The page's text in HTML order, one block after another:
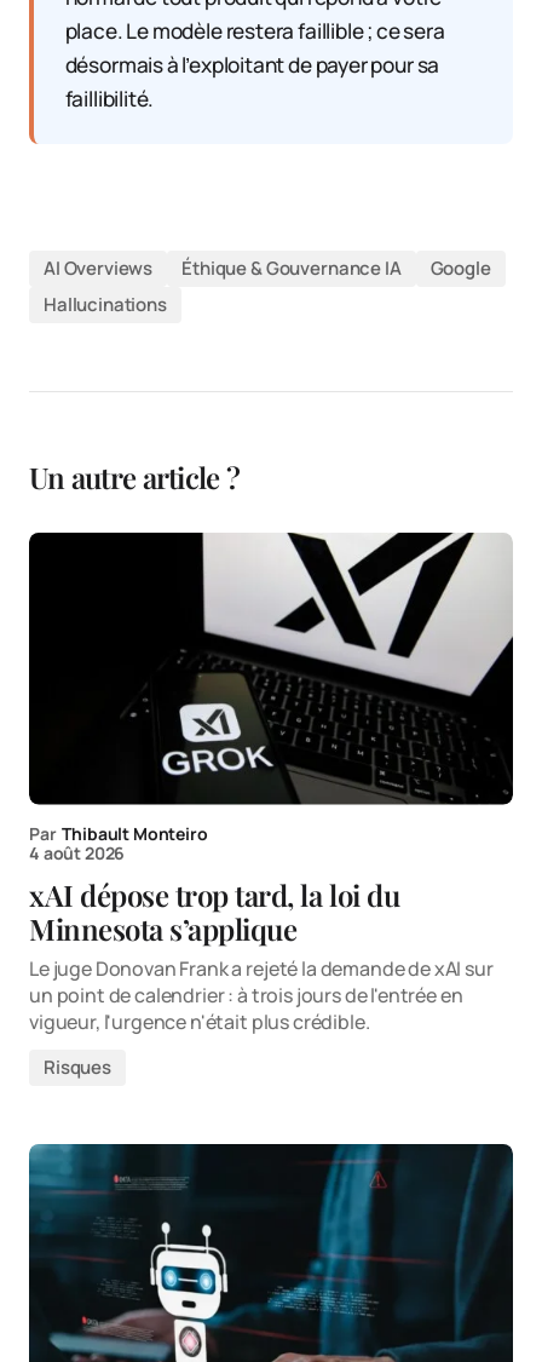
place. Le modèle restera faillible ; ce sera
désormais à l’exploitant de payer pour sa
faillibilité.
AI Overviews Éthique & Gouvernance IA
Google
Hallucinations
Un autre article ?
Par Thibault Monteiro
4 août 2026
xAI dépose trop tard, la loi du
Minnesota s’applique
Le juge Donovan Frank a rejeté la demande de xAI sur
un point de calendrier : à trois jours de l'entrée en
vigueur, l'urgence n'était plus crédible.
Risques